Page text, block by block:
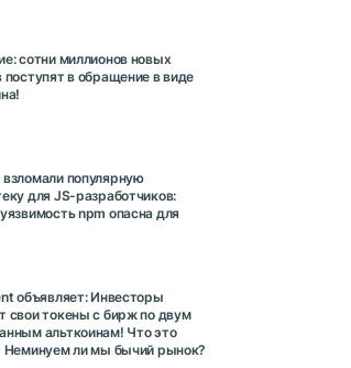
сотни миллионов новых
поступят в обращение в виде
популярную
для JS-разработчиков:
npm опасна для
объявляет: Инвесторы
свои токены с бирж по двум
альткоинам! Что это
Неминуем ли мы бычий рынок?